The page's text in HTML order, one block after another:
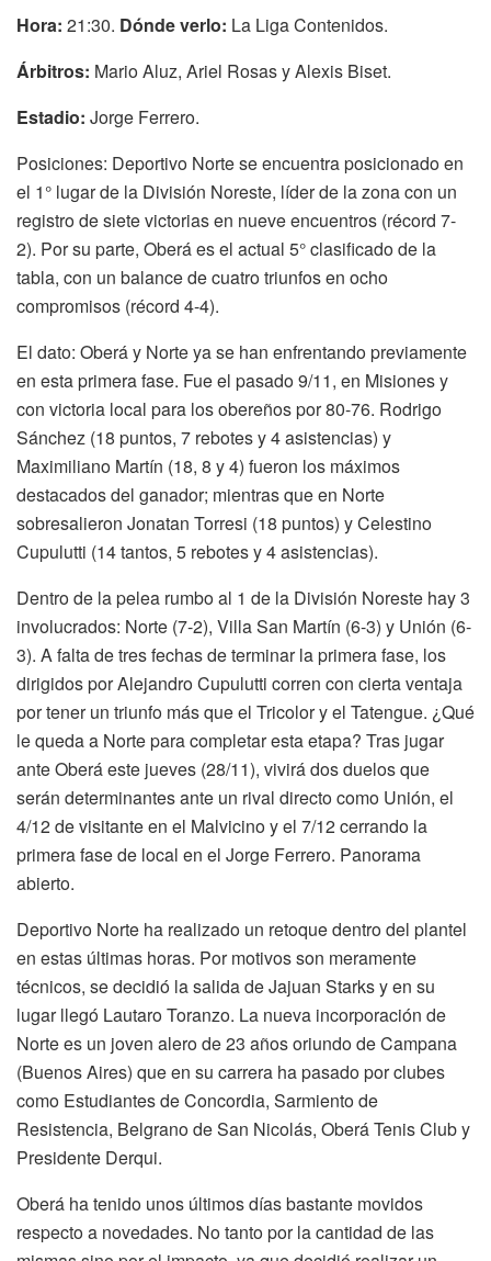
Hora: 21:30. Dónde verlo: La Liga Contenidos.
Árbitros: Mario Aluz, Ariel Rosas y Alexis Biset.
Estadio: Jorge Ferrero.
Posiciones: Deportivo Norte se encuentra posicionado en
el 1° lugar de la División Noreste, líder de la zona con un
registro de siete victorias en nueve encuentros (récord 7-
2). Por su parte, Oberá es el actual 5° clasificado de la
tabla, con un balance de cuatro triunfos en ocho
compromisos (récord 4-4).
El dato: Oberá y Norte ya se han enfrentando previamente
en esta primera fase. Fue el pasado 9/11, en Misiones y
con victoria local para los obereños por 80-76. Rodrigo
Sánchez (18 puntos, 7 rebotes y 4 asistencias) y
Maximiliano Martín (18, 8 y 4) fueron los máximos
destacados del ganador; mientras que en Norte
sobresalieron Jonatan Torresi (18 puntos) y Celestino
Cupulutti (14 tantos, 5 rebotes y 4 asistencias).
Dentro de la pelea rumbo al 1 de la División Noreste hay 3
involucrados: Norte (7-2), Villa San Martín (6-3) y Unión (6-
3). A falta de tres fechas de terminar la primera fase, los
dirigidos por Alejandro Cupulutti corren con cierta ventaja
por tener un triunfo más que el Tricolor y el Tatengue. ¿Qué
le queda a Norte para completar esta etapa? Tras jugar
ante Oberá este jueves (28/11), vivirá dos duelos que
serán determinantes ante un rival directo como Unión, el
4/12 de visitante en el Malvicino y el 7/12 cerrando la
primera fase de local en el Jorge Ferrero. Panorama
abierto.
Deportivo Norte ha realizado un retoque dentro del plantel
en estas últimas horas. Por motivos son meramente
técnicos, se decidió la salida de Jajuan Starks y en su
lugar llegó Lautaro Toranzo. La nueva incorporación de
Norte es un joven alero de 23 años oriundo de Campana
(Buenos Aires) que en su carrera ha pasado por clubes
como Estudiantes de Concordia, Sarmiento de
Resistencia, Belgrano de San Nicolás, Oberá Tenis Club y
Presidente Derqui.
Oberá ha tenido unos últimos días bastante movidos
respecto a novedades. No tanto por la cantidad de las